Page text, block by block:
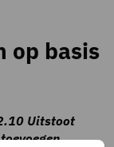
op basis
Uitstoot